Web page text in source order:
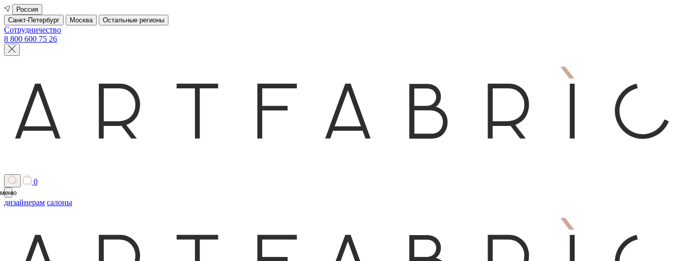
Россия
Санкт-Петербург
Москва Остальные регионы
Сотрудничество
8 800 600 75 26
0
меню
дизайнерам салоны